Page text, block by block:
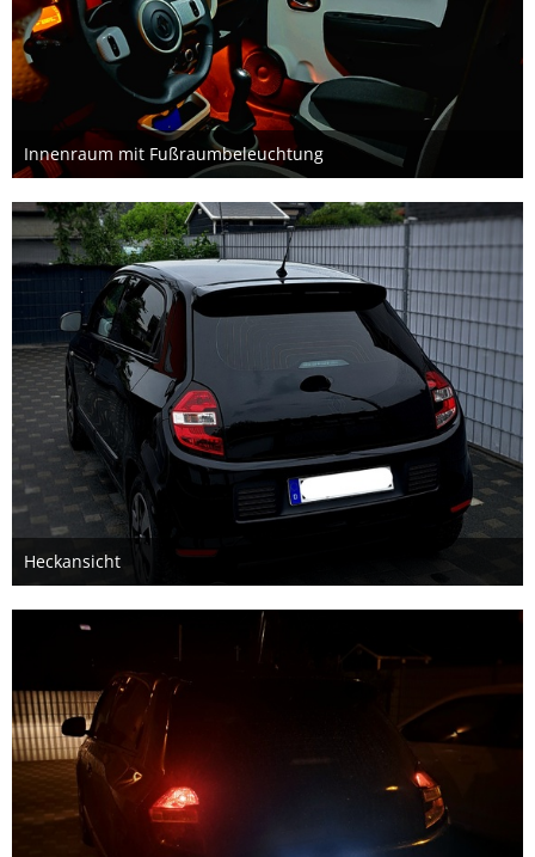
Innenraum mit Fußraumbeleuchtung
22. Mai 2024
Heckansicht
22. Mai 2024